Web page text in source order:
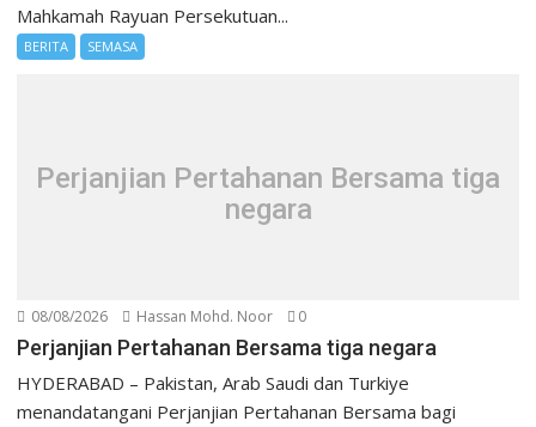
Mahkamah Rayuan Persekutuan...
BERITA SEMASA
Perjanjian Pertahanan Bersama tiga
negara
08/08/2026 Hassan Mohd. Noor 0
Perjanjian Pertahanan Bersama tiga negara
HYDERABAD – Pakistan, Arab Saudi dan Turkiye
menandatangani Perjanjian Pertahanan Bersama bagi